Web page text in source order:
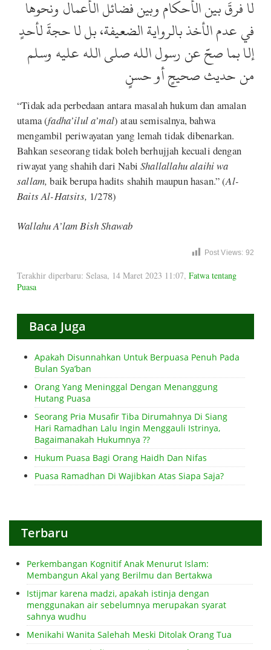
لا فرقَ بين الأحكام وبين فضائل الأعمال ونحوها
في عدم الأخذ بالرواية الضعيفة، بل لا حجةَ لأحدٍ
إلا بما صحَّ عن رسول الله صلى الله عليه وسلم
من حديث صحيحٍ أو حسنٍ
“Tidak ada perbedaan antara masalah hukum dan amalan
utama (fadha’ilul a’mal) atau semisalnya, bahwa
mengambil periwayatan yang lemah tidak dibenarkan.
Bahkan seseorang tidak boleh berhujjah kecuali dengan
riwayat yang shahih dari NabiShallallahu alaihi wa
sallam, baik berupa hadits shahih maupun hasan.” (Al-
Baits Al-Hatsits, 1/278)
Wallahu A’lam Bish Shawab
Post Views: 92
Terakhir diperbaru: Selasa, 14 Maret 2023 11:07, Fatwa tentang
Puasa
Baca Juga
Apakah Disunnahkan Untuk Berpuasa Penuh Pada
Bulan Sya’ban
Orang Yang Meninggal Dengan Menanggung
Hutang Puasa
Seorang Pria Musafir Tiba Dirumahnya Di Siang
Hari Ramadhan Lalu Ingin Menggauli Istrinya,
Bagaimanakah Hukumnya ??
Hukum Puasa Bagi Orang Haidh Dan Nifas
Puasa Ramadhan Di Wajibkan Atas Siapa Saja?
Terbaru
Perkembangan Kognitif Anak Menurut Islam:
Membangun Akal yang Berilmu dan Bertakwa
Istijmar karena madzi, apakah istinja dengan
menggunakan air sebelumnya merupakan syarat
sahnya wudhu
Menikahi Wanita Salehah Meski Ditolak Orang Tua